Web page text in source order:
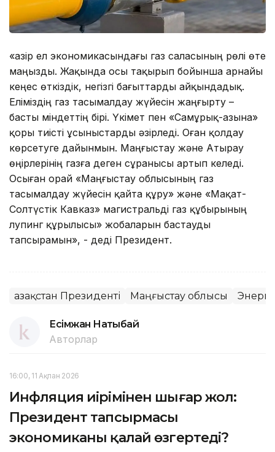
«Қазір ел экономикасындағы газ саласының рөлі өте
маңызды. Жақында осы тақырып бойынша арнайы
кеңес өткіздік, негізгі бағыттарды айқындадық.
Еліміздің газ тасымалдау жүйесін жаңғырту –
басты міндеттің бірі. Үкімет пен «Самұрық-Қазына»
қоры тиісті ұсыныстарды әзірледі. Оған қолдау
көрсетуге дайынмын. Маңғыстау және Атырау
өңірлерінің газға деген сұранысы артып келеді.
Осыған орай «Маңғыстау облысының газ
тасымалдау жүйесін қайта құру» және «Мақат-
Солтүстік Кавказ» магистральді газ құбырының
лупинг құрылысы» жобаларын бастауды
тапсырамын», - деді Президент.
Қазақстан Президенті Маңғыстау облысы
Есімжан Нақтыбай
Авторлар
16:00, 11 Ақпан 2026
Инфляция иірімінен шығар жол:
Президент тапсырмасы
экономиканы қалай өзгертеді?